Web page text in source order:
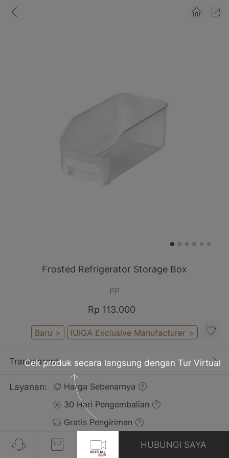
Frosted Refrigerator Storage Box
PP
Rp 113.000
Baru > IUIGA Exclusive Manufacturer >
Transparent
Layanan:
Harga Sebenarnya
30 Hari Pengembalian
Gratis Pengiriman
Ulasan(2)
HUBUNGI SAYA
Cek produk secara langsung dengan Tur Virtual